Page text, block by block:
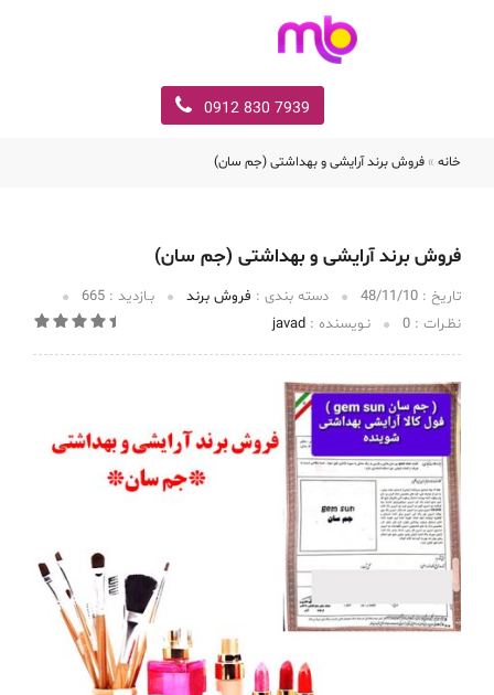
7939 830 0912
خانه » فروش برند آرایشی و بهداشتی (جم سان)
فروش برند آرایشی و بهداشتی (جم سان)
تاریخ :‌ 48/11/10 دسته بندی : فروش برند بـازدید : 665
نظـرات : 0 نـویسنده : javad